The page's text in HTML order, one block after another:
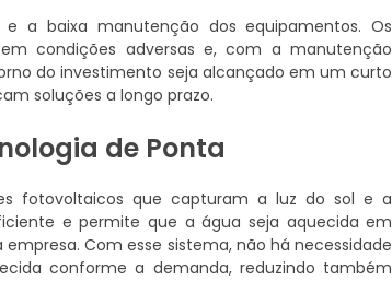
a baixa manutenção dos equipamentos. Os
condições adversas e, com a manutenção
do investimento seja alcançado em um curto
soluções a longo prazo.
de Ponta
fotovoltaicos que capturam a luz do sol e a
e permite que a água seja aquecida em
Com esse sistema, não há necessidade
conforme a demanda, reduzindo também